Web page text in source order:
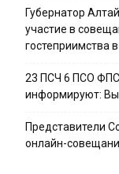
Губернатор
участие в
гостеприимства
23 ПСЧ 6 ПСО
информируют:
Представители
онлайн-